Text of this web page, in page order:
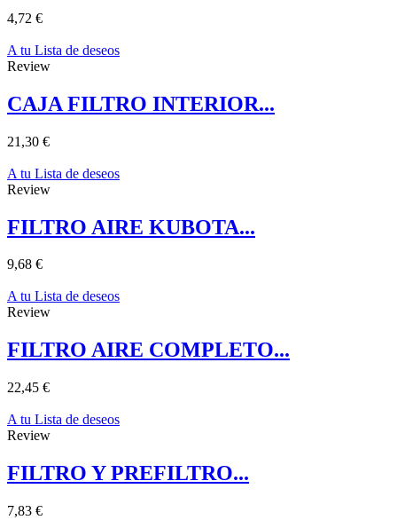
4,72 €
A tu Lista de deseos
Review
CAJA FILTRO INTERIOR...
21,30 €
A tu Lista de deseos
Review
FILTRO AIRE KUBOTA...
9,68 €
A tu Lista de deseos
Review
FILTRO AIRE COMPLETO...
22,45 €
A tu Lista de deseos
Review
FILTRO Y PREFILTRO...
7,83 €